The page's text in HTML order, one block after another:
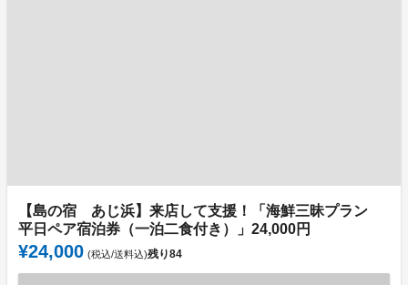
【島の宿 あじ浜】来店して支援！「海鮮三昧プラン
平日ペア宿泊券（一泊二食付き）」24,000円
¥24,000 (税込/送料込)残り84